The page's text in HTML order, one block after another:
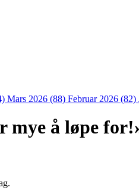
Mars 2026 (88) Februar 2026 (82)
mye å løpe